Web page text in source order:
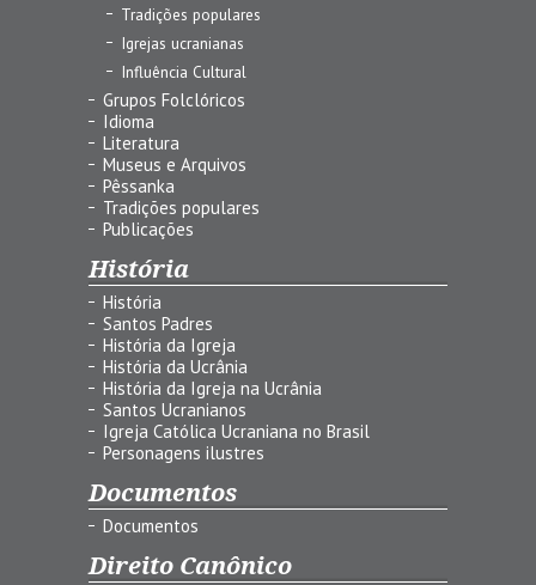
Tradições populares
Igrejas ucranianas
Influência Cultural
Grupos Folclóricos
Idioma
Literatura
Museus e Arquivos
Pêssanka
Tradições populares
Publicações
História
História
Santos Padres
História da Igreja
História da Ucrânia
História da Igreja na Ucrânia
Santos Ucranianos
Igreja Católica Ucraniana no Brasil
Personagens ilustres
Documentos
Documentos
Direito Canônico